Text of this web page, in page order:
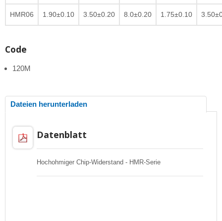
HMR06 1.90±0.10 3.50±0.20 8.0±0.20 1.75±0.10
Code
120M
Dateien herunterladen
Datenblatt
Hochohmiger Chip-Widerstand - HMR-Serie